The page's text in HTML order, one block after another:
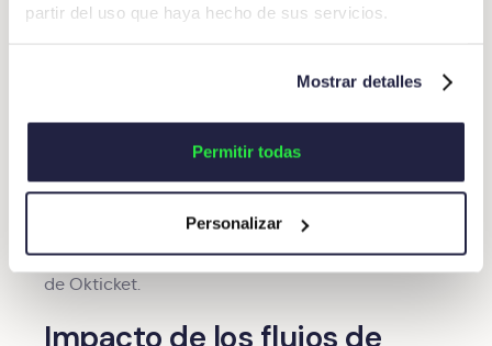
partir del uso que haya hecho de sus servicios.
Mostrar detalles
Permitir todas
Personalizar
mejora de la eficiencia
Las empresas que han implementado soluciones de
ahorrar una media de 5
euros por cada factura procesada
automáticamente (fuente: Aberdeen Group,).
Si a esta bajada de costes se suma el ahorro de
tiempo en tareas administrativas y la reducción de
errores en la contabilidad, elretorno de la inversión
es muy rápido. Prácticamente inmediato en el caso
de Okticket.
Impacto de los flujos de